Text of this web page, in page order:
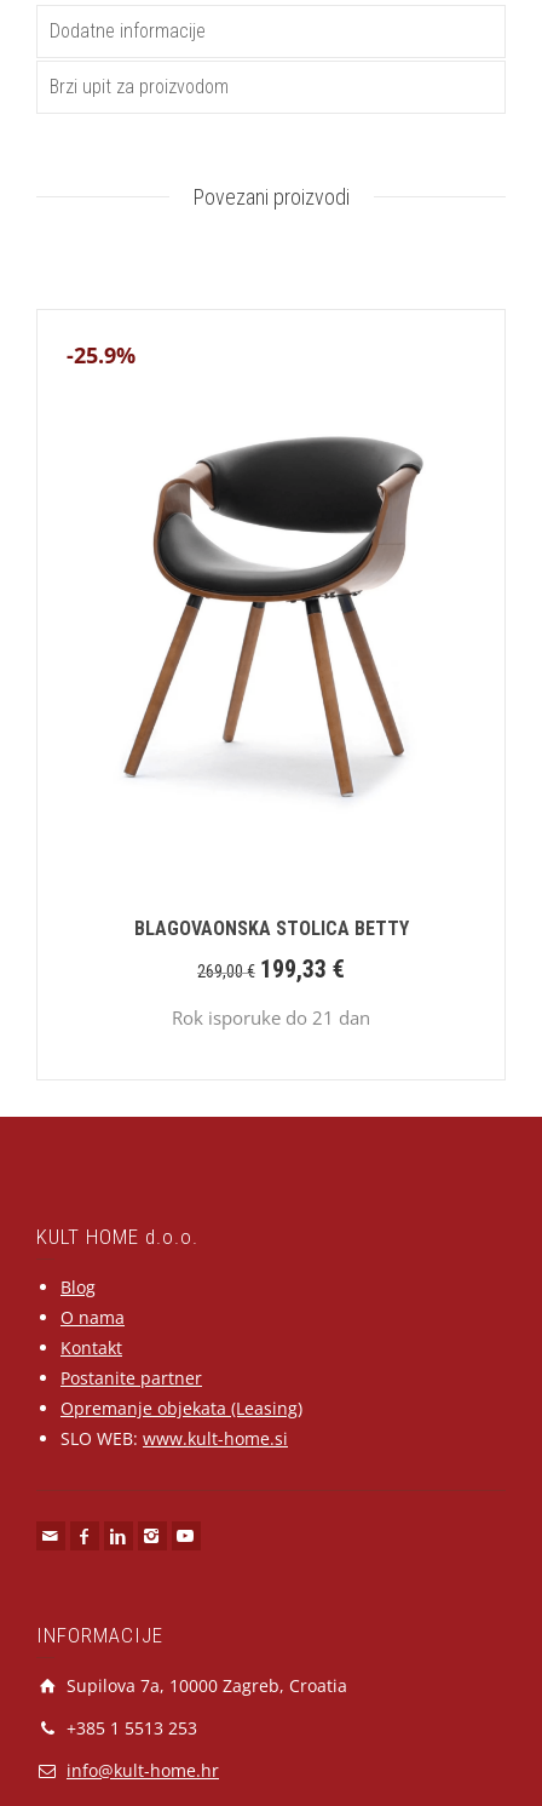
Dodatne informacije
Brzi upit za proizvodom
Povezani proizvodi
-25.9%
BLAGOVAONSKA STOLICA BETTY
269,00€ 199,33 €
Rok isporuke do 21 dan
KULT HOME d.o.o.
Blog
O nama
Kontakt
Postanite partner
Opremanje objekata (Leasing)
SLO WEB: www.kult-home.si
INFORMACIJE
Supilova 7a, 10000 Zagreb, Croatia
+385 1 5513 253
info@kult-home.hr